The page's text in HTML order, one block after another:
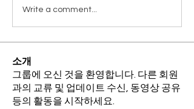
Write a comment...
소개
그룹에 오신 것을 환영합니다. 다른 회원
과의 교류 및 업데이트 수신, 동영상 공유
등의 활동을 시작하세요.